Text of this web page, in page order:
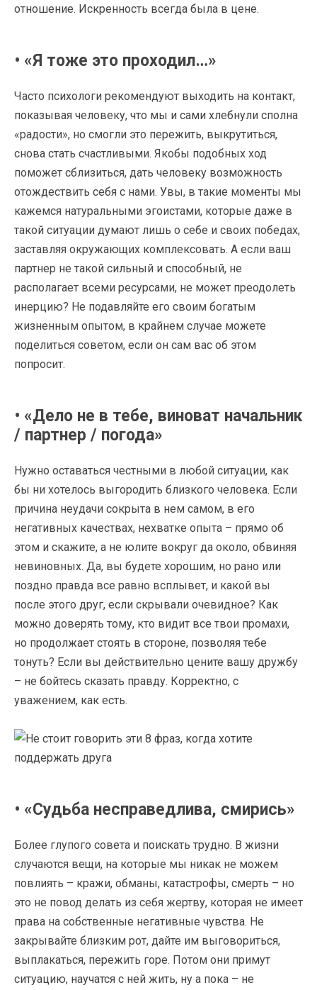
отношение. Искренность всегда была в цене.
• «Я тоже это проходил…»
Часто психологи рекомендуют выходить на контакт,
показывая человеку, что мы и сами хлебнули сполна
«радости», но смогли это пережить, выкрутиться,
снова стать счастливыми. Якобы подобных ход
поможет сблизиться, дать человеку возможность
отождествить себя с нами. Увы, в такие моменты мы
кажемся натуральными эгоистами, которые даже в
такой ситуации думают лишь о себе и своих победах,
заставляя окружающих комплексовать. А если ваш
партнер не такой сильный и способный, не
располагает всеми ресурсами, не может преодолеть
инерцию? Не подавляйте его своим богатым
жизненным опытом, в крайнем случае можете
поделиться советом, если он сам вас об этом
попросит.
• «Дело не в тебе, виноват начальник
/ партнер / погода»
Нужно оставаться честными в любой ситуации, как
бы ни хотелось выгородить близкого человека. Если
причина неудачи сокрыта в нем самом, в его
негативных качествах, нехватке опыта – прямо об
этом и скажите, а не юлите вокруг да около, обвиняя
невиновных. Да, вы будете хорошим, но рано или
поздно правда все равно всплывет, и какой вы
после этого друг, если скрывали очевидное? Как
можно доверять тому, кто видит все твои промахи,
но продолжает стоять в стороне, позволяя тебе
тонуть? Если вы действительно цените вашу дружбу
– не бойтесь сказать правду. Корректно, с
уважением, как есть.
• «Судьба несправедлива, смирись»
Более глупого совета и поискать трудно. В жизни
случаются вещи, на которые мы никак не можем
повлиять – кражи, обманы, катастрофы, смерть – но
это не повод делать из себя жертву, которая не имеет
права на собственные негативные чувства. Не
закрывайте близким рот, дайте им выговориться,
выплакаться, пережить горе. Потом они примут
ситуацию, научатся с ней жить, ну а пока – не